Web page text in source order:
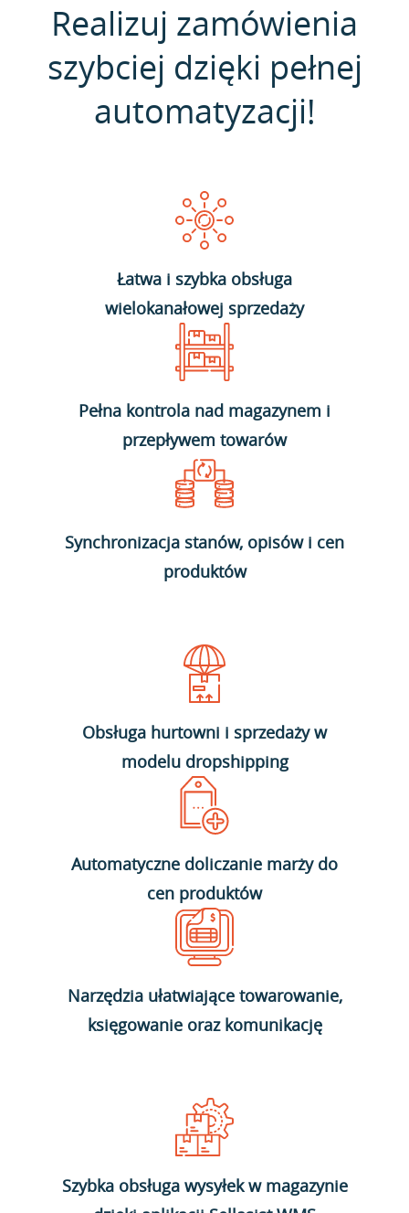
Realizuj zamówienia
szybciej dzięki pełnej
automatyzacji!
Łatwa i szybka obsługa
wielokanałowej sprzedaży
Pełna kontrola nad magazynem i
przepływem towarów
Synchronizacja stanów, opisów i cen
produktów
Obsługa hurtowni i sprzedaży w
modelu dropshipping
Automatyczne doliczanie marży do
cen produktów
Narzędzia ułatwiające towarowanie,
księgowanie oraz komunikację
Szybka obsługa wysyłek w magazynie